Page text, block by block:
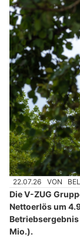
22.07.26 VON
Die V-ZUG
Nettoerlös um
Betriebsergebnis
Mio.).